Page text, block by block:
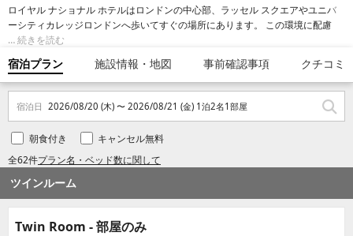
ロイヤル ナショナル ホテルはロンドンの中心部、ラッセル スクエアやユニバ
ーシティカレッジロンドンへ歩いてすぐの場所にあります。 この環境に配慮し
たホテルは、大英博物館まで 0.7 km、トッテナム コート ロードまで 0.8 km で
す。
続きを読む
宿泊プラン 施設情報・地図 事前確認事項 クチコミ
宿泊日 2026/08/20 (木) 〜 2026/08/21 (金) 1泊2名1部屋
全62件プラン名・ベッド数に関して
朝食付き キャンセル無料
ツインルーム
Twin Room - 部屋のみ